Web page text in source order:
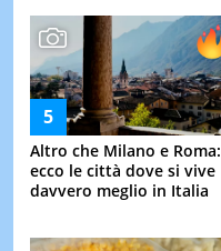
Altro che Milano e Roma:
ecco le città dove si vive
davvero meglio in Italia